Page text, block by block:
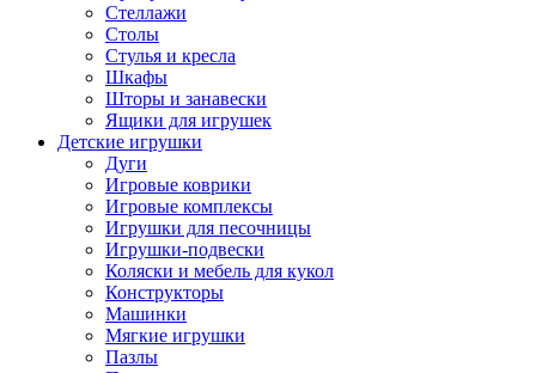
Стеллажи
Столы
Стулья и кресла
Шкафы
Шторы и занавески
Ящики для игрушек
Детские игрушки
Дуги
Игровые коврики
Игровые комплексы
Игрушки для песочницы
Игрушки-подвески
Коляски и мебель для кукол
Конструкторы
Машинки
Мягкие игрушки
Пазлы